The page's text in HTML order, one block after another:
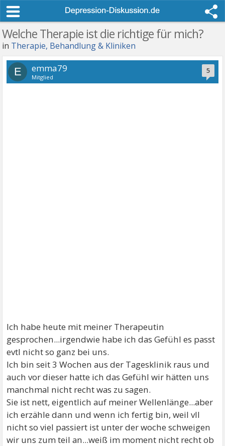
Welche Therapie ist die richtige für mich?
in Therapie, Behandlung & Kliniken
5
E emma79
Mitglied
Ich habe heute mit meiner Therapeutin
gesprochen...irgendwie habe ich das Gefühl es passt
evtl nicht so ganz bei uns.
Ich bin seit 3 Wochen aus der Tagesklinik raus und
auch vor dieser hatte ich das Gefühl wir hätten uns
manchmal nicht recht was zu sagen.
Sie ist nett, eigentlich auf meiner Wellenlänge...aber
ich erzähle dann und wenn ich fertig bin, weil vll
nicht so viel passiert ist unter der woche schweigen
wir uns zum teil an...weiß im moment nicht recht ob